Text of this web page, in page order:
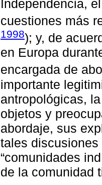
Independencia,
cuestiones más
1998); y, de
en Europa
encargada de
importante
antropológicas,
objetos y
abordaje, sus
tales
“comunidades
de la comunidad